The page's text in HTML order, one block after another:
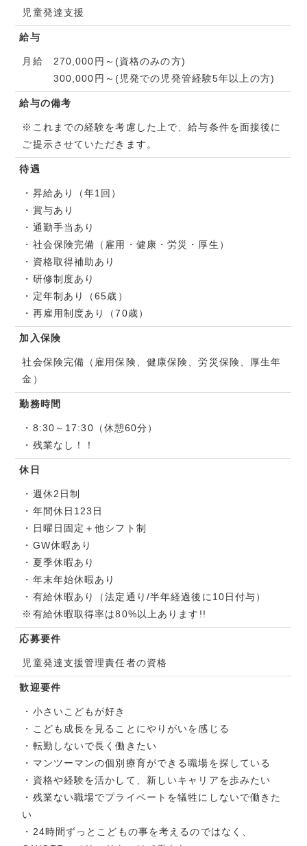
児童発達支援
給与
月給 270,000円～(資格のみの方)
300,000円～(児発での児発管経験5年以上の方)
給与の備考
※これまでの経験を考慮した上で、給与条件を面接後に
ご提示させていただきます。
待遇
・昇給あり（年1回）
・賞与あり
・通勤手当あり
・社会保険完備（雇用・健康・労災・厚生）
・資格取得補助あり
・研修制度あり
・定年制あり（65歳）
・再雇用制度あり（70歳）
加入保険
社会保険完備（雇用保険、健康保険、労災保険、厚生年
金）
勤務時間
・8:30～17:30（休憩60分）
・残業なし！！
休日
・週休2日制
・年間休日123日
・日曜日固定＋他シフト制
・GW休暇あり
・夏季休暇あり
・年末年始休暇あり
・有給休暇あり（法定通り/半年経過後に10日付与）
※有給休暇取得率は80%以上あります!!
応募要件
児童発達支援管理責任者の資格
歓迎要件
・小さいこどもが好き
・こども成長を見ることにやりがいを感じる
・転勤しないで長く働きたい
・マンツーマンの個別療育ができる職場を探している
・資格や経験を活かして、新しいキャリアを歩みたい
・残業ない職場でプライベートを犠牲にしないで働きた
い
・24時間ずっとこどもの事を考えるのではなく、